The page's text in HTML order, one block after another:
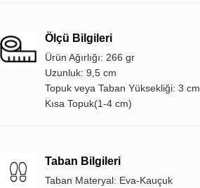
Ölçü Bilgileri
Ürün Ağırlığı: 266 gr
Uzunluk: 9,5 cm
Topuk veya Taban Yüksekliği: 3 cm
Kısa Topuk(1-4 cm)
Taban Bilgileri
Taban Materyal: Eva-Kauçuk